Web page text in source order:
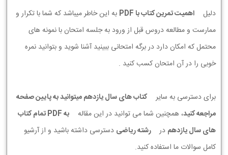
دلیل اهمیت تمرین کتاب با PDF
به این خاطر میباشد که شما با تکرار و
ممارست و مطالعه دروس قبل از ورود به جلسه امتحان با نمونه های
محتمل که امکان دارد در برگه امتحانی ببینید آشنا شوید و بتوانید نمره
خوبی را در آن امتحان کسب کنید .
برای دسترسی به سایر
کتاب های سال یازدهم میتوانید به پایین صفحه
مراجعه کنید، همچنین شما می توانید در این مقاله
به PDF تمام کتاب
های سال یازدهم در رشته ریاضی دسترسی داشته باشید و از آرشیو
کامل سوالات ما استفاده کنید.